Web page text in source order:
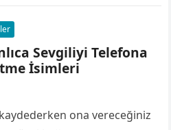
Sevgiliyi Telefona
İsimleri
ona vereceğiniz